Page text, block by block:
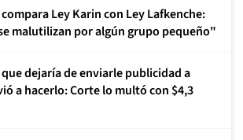
Ley Karin con Ley Lafkenche:
malutilizan por algún grupo pequeño"
dejaría de enviarle publicidad a
a hacerlo: Corte lo multó con $4,3